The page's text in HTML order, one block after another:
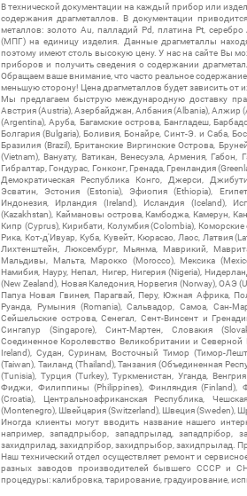
В технической документации на каждый прибор или
содержания драгметаллов. В документации
металлов: золото Au, палладий Pd, платина Pt,
(МПГ) на единицу изделия. Данные драгметаллы
поэтому имеют столь высокую цену. У нас на сайте Вы
приборов и получить сведения о содержании
Обращаем ваше внимание, что часто реальное
меньшую сторону! Цена драгметаллов будет зависить от
Мы предлагаем быструю международную доставку
Австрия (Austria), Азербайджан, Албания (Albania), Алжир
(Argentina), Аруба, Багамские острова, Бангладеш,
Болгария (Bulgaria), Боливия, Бонайре, Синт-Э. и Саба,
Бразилия (Brazil), Британские Виргинские Острова,
(Vietnam), Вануату, Ватикан, Венесуэла, Армения, Габон,
Гибралтар, Гондурас, Гонконг, Гренада, Гренландия
Демократическая Республика Конго, Джерси,
Эсватин, Эстония (Estonia), Эфиопия (Ethiopia),
Индонезия, Ирландия (Ireland), Исландия (Iceland),
(Kazakhstan), Каймановы острова, Камбоджа, Камерун,
Кипр (Cyprus), Кирибати, Колумбия (Colombia), Коморские
Рика, Кот-д'Ивуар, Куба, Кувейт, Кюрасао, Лаос, Латвия
Лихтенштейн, Люксембург, Мьянма, Маврикий,
Мальдивы, Мальта, Марокко (Morocco), Мексика
Намибия, Науру, Непал, Нигер, Нигерия (Nigeria),
(New Zealand), Новая Каледония, Норвегия (Norway), ОАЭ
Папуа Новая Гвинея, Парагвай, Перу, Южная Африка,
Руанда, Румыния (Romania), Сальвадор, Самоа, Сан-
Сейшельские острова, Сенегал, Сент-Винсент и
Сингапур (Singapore), Синт-Мартен, Словакия
Соединенное Королевство Великобритании и Северной
Ireland), Судан, Суринам, Восточный Тимор (Тимор-
(Taiwan), Таиланд (Thailand), Танзания (Объединенная
(Tunisia), Турция (Turkey), Туркменистан, Уганда,
Фиджи, Филиппины (Philippines), Финляндия (Finland),
(Croatia), Центральноафриканская Республика,
(Montenegro), Швейцария (Switzerland), Швеция (Sweden),
Иногда клиенты могут вводить название нашего
например, западпрыбор, западпрылад, западпрібор,
захидприлад, захидпрібор, захидпрыбор, захидпрылад.
Наш технический отдел осуществляет ремонт и
разных заводов производителей бывшего СССР и
процедуры: калибровка, тарирование, градуирование,